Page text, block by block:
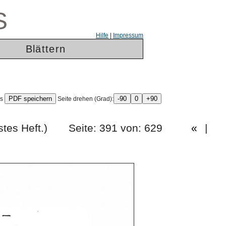
Hilfe Impressum
Blättern
Seite drehen (Grad):
Heft.) Seite: 391 von: 629 « |